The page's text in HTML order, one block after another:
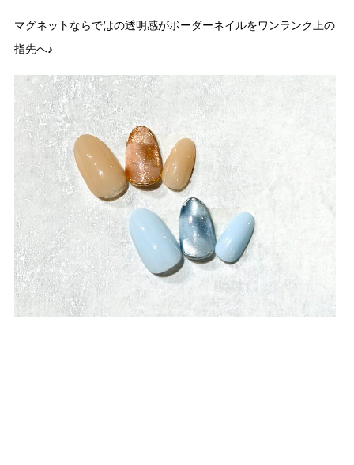
マグネットならではの透明感がボーダーネイルをワンランク上の
指先へ♪